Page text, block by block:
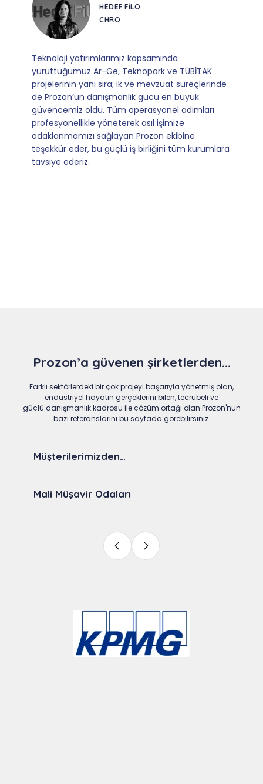
CORESYS
SATIŞ YÖNETICISI
Mevzuata uyum, başvuru ve izleme adımlarında
sağladıkları kusursuz yönlendirme sayesinde artık
operasyonlarımızı sıfır kaygı ve tam güvenle
yürütüyoruz. İş birliğimizi bizim için asıl değerli
kılan ise; ihtiyaç duyduğumuz her an ulaşılabilir
olmaları ve sorularımıza aldığımız hızlı geri
dönüşler.
Prozon’a güvenen şirketlerden...
Farklı sektörlerdeki bir çok projeyi başarıyla yönetmiş olan,
endüstriyel hayatın gerçeklerini bilen, tecrübeli ve
güçlü danışmanlık kadrosu ile çözüm ortağı olan Prozon'nun
bazı referanslarını bu sayfada görebilirsiniz.
Müşterilerimizden…
Mali Müşavir Odaları